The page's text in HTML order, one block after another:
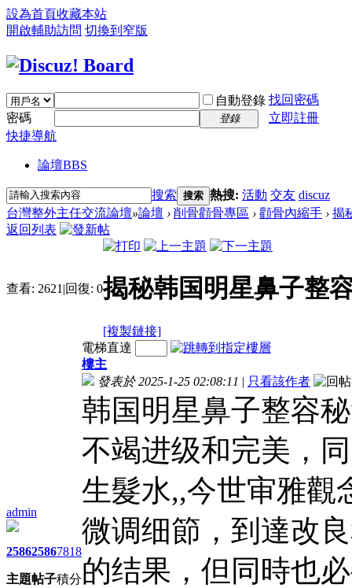
設為首頁收藏本站
開啟輔助訪問 切換到窄版
自動登錄 找回密碼
密碼
登錄
立即註冊
快捷導航
論壇BBS
搜索 搜索 熱搜: 活動 交友 discuz
台灣整外主任交流論壇»論壇 › 削骨顴骨專區 › 顴骨內縮手 › 揭
返回列表
查看: 2621 |回復: 0揭秘韩国明星鼻子整
[複製鏈接]
admin
2586
主題
2586
帖子
7818
積分
電梯直達
樓主
發表於 2025-1-25 02:08:11 | 只看該作者
韩国明星鼻子整容
不竭进级和完美，
生髮水,,今世审雅觀
微调细節，到達改
的结果，但同時也